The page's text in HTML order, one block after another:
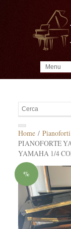
Home/ Pianoforti
PIANOFORTE
YAMAHA 1/4
%